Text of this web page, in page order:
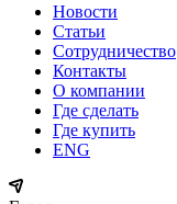
Новости
Статьи
Сотрудничество
Контакты
О компании
Где сделать
Где купить
ENG